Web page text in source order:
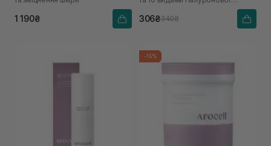
1 190₴ 306₴340₴
-15%